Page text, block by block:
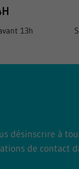
13h
désinscrire à
de contact